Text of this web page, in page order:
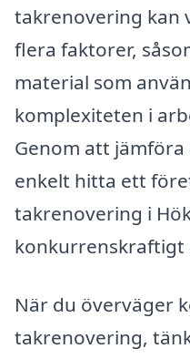
takrenovering kan
flera faktorer,
material som
komplexiteten i
Genom att
enkelt hitta ett
takrenovering i
konkurrenskraftigt
När du överväger
takrenovering,